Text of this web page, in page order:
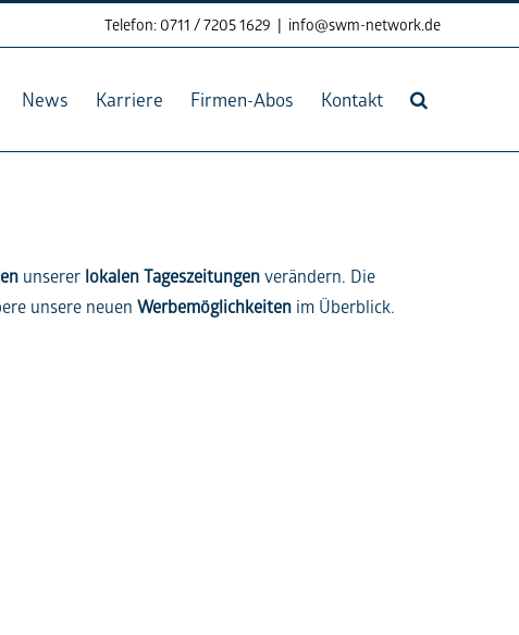
Telefon: 0711 / 7205 1629 | info@swm-network.de
News Karriere Firmen-Abos Kontakt
unserer lokalen Tageszeitungenverändern. Die
unsere neuen Werbemöglichkeiten im Überblick.